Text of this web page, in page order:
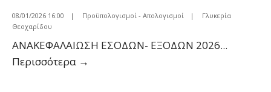
08/01/2026 16:00 | Προϋπολογισμοί - Απολογισμοί |
Γλυκερία
Θεοχαρίδου
ΑΝΑΚΕΦΑΛΑΙΩΣΗ ΕΣΟΔΩΝ- ΕΞΟΔΩΝ 2026...
Περισσότερα →